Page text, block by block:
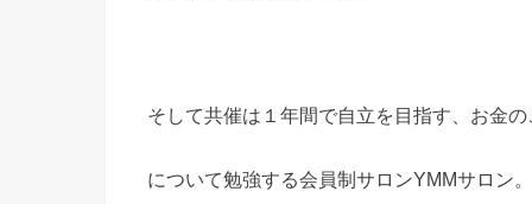
そして共催は１年間で自立を目指す、お金の
について勉強する会員制サロンYMMサロン。